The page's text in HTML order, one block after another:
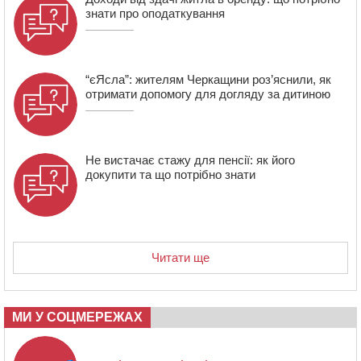
спортсмени тріумфували на чемпіонаті України
знати про оподаткування
“єЯсла”: жителям Черкащини роз’яснили, як
отримати допомогу для догляду за дитиною
Не вистачає стажу для пенсії: як його
докупити та що потрібно знати
Читати ще
МИ У СОЦМЕРЕЖАХ